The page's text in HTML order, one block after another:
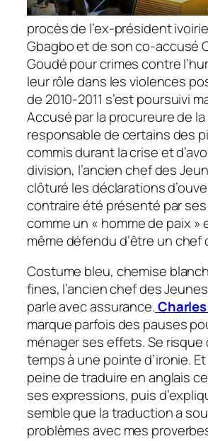
procès de l’ex-président
Gbagbo et de son co-accusé
Goudé pour crimes contre
leur rôle dans les violences
de 2010-2011 s’est poursuivi
Accusé par la procureure de la
responsable de certains des
commis durant la crise et
division, l’ancien chef des
clôturé les déclarations
contraire été présenté par
comme un « homme de paix »
même défendu d’être un chef
Costume bleu, chemise
fines, l’ancien chef des
parle avec assurance.
marque parfois des pauses
ménager ses effets. Se risque
temps à une pointe d’ironie.
peine de traduire en anglais
ses expressions, puis
semble que la traduction a
problèmes avec mes